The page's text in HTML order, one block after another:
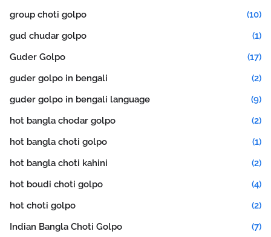
group choti golpo
(10)
gud chudar golpo
(1)
Guder Golpo
(17)
guder golpo in bengali
(2)
guder golpo in bengali language
(9)
hot bangla chodar golpo
(2)
hot bangla choti golpo
(1)
hot bangla choti kahini
(2)
hot boudi choti golpo
(4)
hot choti golpo
(2)
Indian Bangla Choti Golpo
(7)